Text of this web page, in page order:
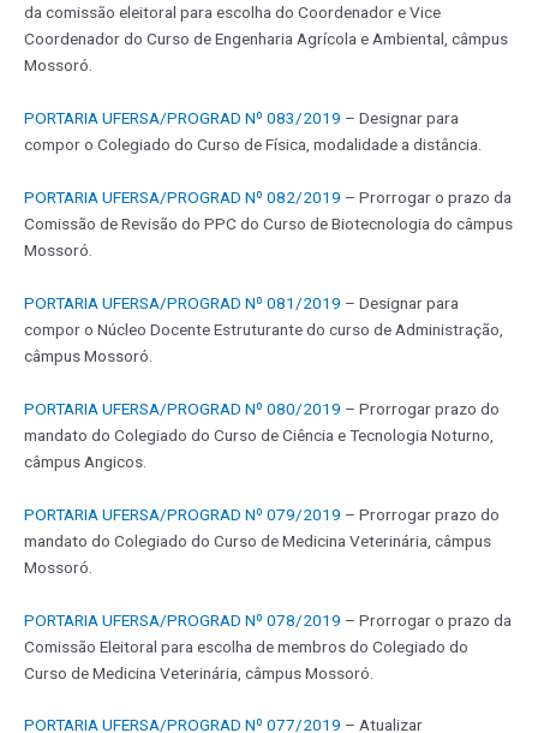
da comissão eleitoral para escolha do Coordenador e Vice
Coordenador do Curso de Engenharia Agrícola e Ambiental, câmpus
Mossoró.
PORTARIA UFERSA/PROGRAD Nº 083/2019 – Designar para
compor o Colegiado do Curso de Física, modalidade a distância.
PORTARIA UFERSA/PROGRAD Nº 082/2019 – Prorrogar o prazo da
Comissão de Revisão do PPC do Curso de Biotecnologia do câmpus
Mossoró.
PORTARIA UFERSA/PROGRAD Nº 081/2019 – Designar para
compor o Núcleo Docente Estruturante do curso de Administração,
câmpus Mossoró.
PORTARIA UFERSA/PROGRAD Nº 080/2019 – Prorrogar prazo do
mandato do Colegiado do Curso de Ciência e Tecnologia Noturno,
câmpus Angicos.
PORTARIA UFERSA/PROGRAD Nº 079/2019 – Prorrogar prazo do
mandato do Colegiado do Curso de Medicina Veterinária, câmpus
Mossoró.
PORTARIA UFERSA/PROGRAD Nº 078/2019 – Prorrogar o prazo da
Comissão Eleitoral para escolha de membros do Colegiado do
Curso de Medicina Veterinária, câmpus Mossoró.
PORTARIA UFERSA/PROGRAD Nº 077/2019 – Atualizar